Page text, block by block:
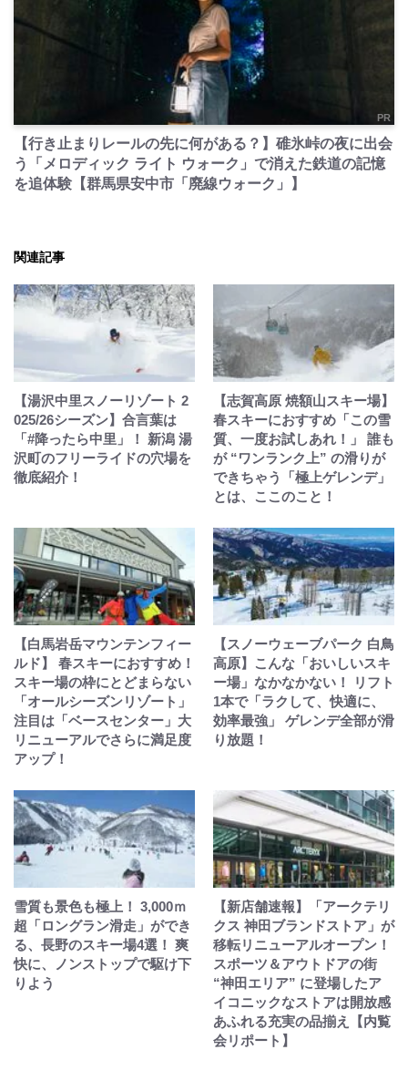
PR
【行き止まりレールの先に何がある？】碓氷峠の夜に出会
う「メロディック ライト ウォーク」で消えた鉄道の記憶
を追体験【群馬県安中市「廃線ウォーク」】
関連記事
【湯沢中里スノーリゾート 2
025/26シーズン】合言葉は
「#降ったら中里」！ 新潟 湯
沢町のフリーライドの穴場を
徹底紹介！
【志賀高原 焼額山スキー場】
春スキーにおすすめ「この雪
質、一度お試しあれ！」 誰も
が “ワンランク上” の滑りが
できちゃう「極上ゲレンデ」
とは、ここのこと！
【白馬岩岳マウンテンフィー
ルド】 春スキーにおすすめ！
スキー場の枠にとどまらない
「オールシーズンリゾート」
注目は「ベースセンター」大
リニューアルでさらに満足度
アップ！
【スノーウェーブパーク 白鳥
高原】こんな「おいしいスキ
ー場」なかなかない！ リフト
1本で「ラクして、快適に、
効率最強」 ゲレンデ全部が滑
り放題！
雪質も景色も極上！ 3,000ｍ
超「ロングラン滑走」ができ
る、長野のスキー場4選！ 爽
快に、ノンストップで駆け下
りよう
【新店舗速報】「アークテリ
クス 神田ブランドストア」が
移転リニューアルオープン！
スポーツ＆アウトドアの街
“神田エリア” に登場したア
イコニックなストアは開放感
あふれる充実の品揃え【内覧
会リポート】